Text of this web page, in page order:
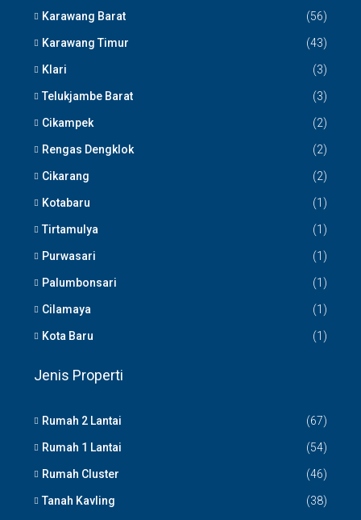
Karawang Barat (56)
Karawang Timur (43)
Klari (3)
Telukjambe Barat (3)
Cikampek (2)
Rengas Dengklok (2)
Cikarang (2)
Kotabaru (1)
Tirtamulya (1)
Purwasari (1)
Palumbonsari (1)
Cilamaya (1)
Kota Baru (1)
Jenis Properti
Rumah 2 Lantai (67)
Rumah 1 Lantai (54)
Rumah Cluster (46)
Tanah Kavling (38)